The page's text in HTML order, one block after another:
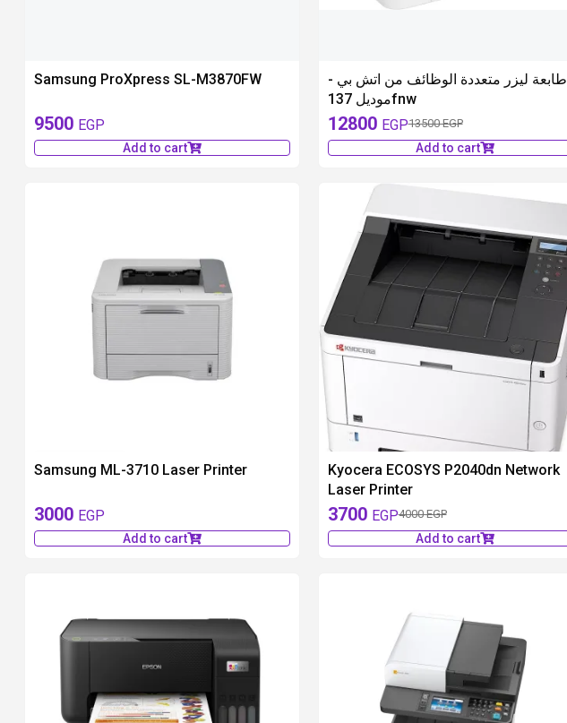
Samsung ProXpress SL-M3870FW
9500 EGP
Add to cart
طابعة ليزر متعددة الوظائف من اتش بي -
موديل 137fnw
12800 EGP13500 EGP
Add to cart
Samsung ML-3710 Laser Printer
3000 EGP
Add to cart
Kyocera ECOSYS P2040dn Network
Laser Printer
3700 EGP4000 EGP
Add to cart